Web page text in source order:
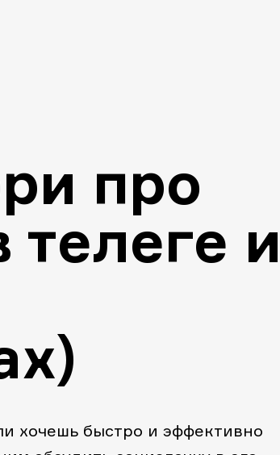
про
телеге
хочешь быстро и эффективно